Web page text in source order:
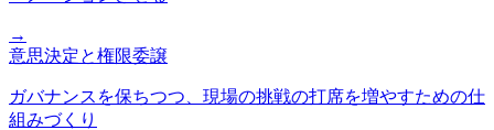
→
意思決定と権限委譲
ガバナンスを保ちつつ、現場の挑戦の打席を増やすための仕
組みづくり